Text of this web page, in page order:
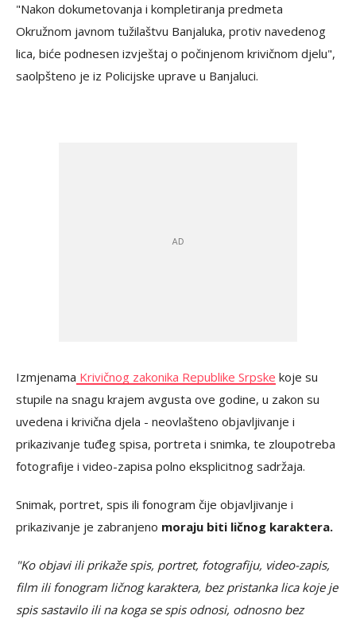
"Nakon dokumetovanja i kompletiranja predmeta
Okružnom javnom tužilaštvu Banjaluka, protiv navedenog
lica, biće podnesen izvještaj o počinjenom krivičnom djelu",
saolpšteno je iz Policijske uprave u Banjaluci.
Izmjenama Krivičnog zakonika Republike Srpske koje su
stupile na snagu krajem avgusta ove godine, u zakon su
uvedena i krivična djela - neovlašteno objavljivanje i
prikazivanje tuđeg spisa, portreta i snimka, te zloupotreba
fotografije i video-zapisa polno eksplicitnog sadržaja.
Snimak, portret, spis ili fonogram čije objavljivanje i
prikazivanje je zabranjeno moraju biti ličnog karaktera.
"Ko objavi ili prikaže spis, portret, fotografiju, video-zapis,
film ili fonogram ličnog karaktera, bez pristanka lica koje je
spis sastavilo ili na koga se spis odnosi, odnosno bez